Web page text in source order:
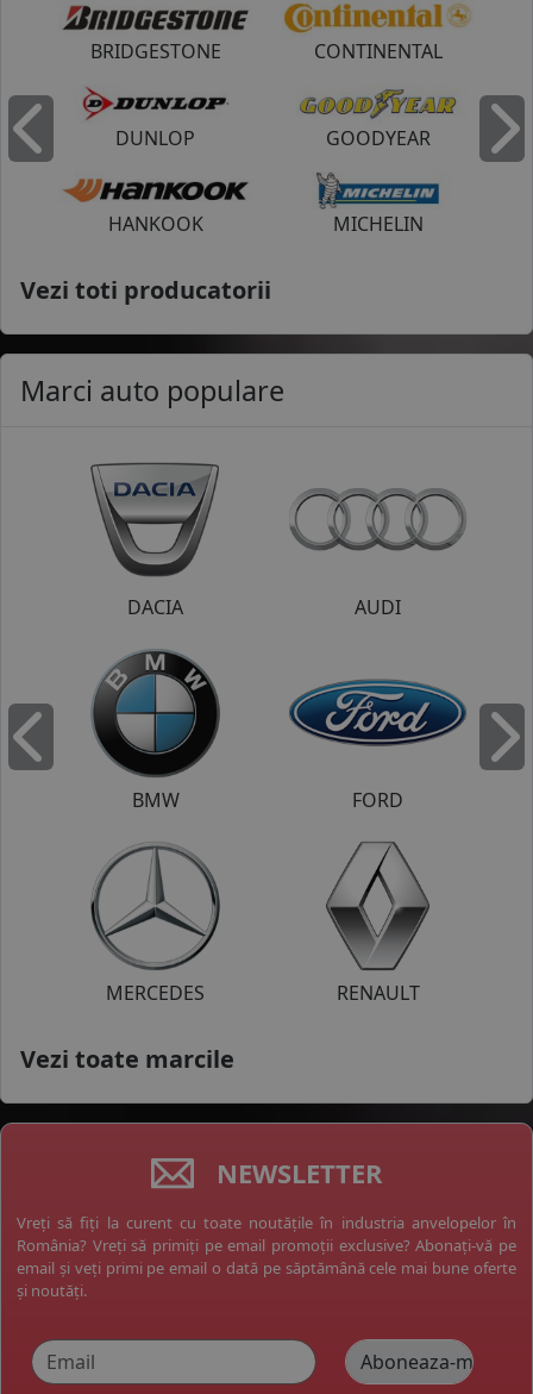
BRIDGESTONE CONTINENTAL
DUNLOP GOODYEAR
HANKOOK MICHELIN
Inapoi
Vezi toti producatorii
Marci auto populare
DACIA AUDI
BMW FORD
MERCEDES RENAULT
Inapoi
Vezi toate marcile
NEWSLETTER
Vreți să fiți la curent cu toate noutățile în industria anvelopelor în
România? Vreți să primiți pe email promoții exclusive? Abonați-vă pe
email și veți primi pe email o dată pe săptămână cele mai bune oferte
și noutăți.